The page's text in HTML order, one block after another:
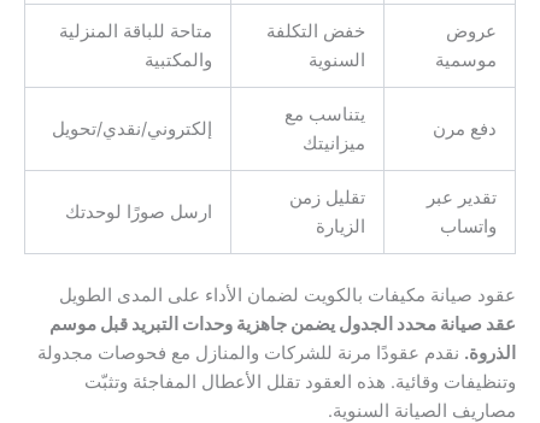
عروض
موسمية
خفض التكلفة
السنوية
متاحة للباقة المنزلية
والمكتبية
دفع مرن
يتناسب مع
ميزانيتك
إلكتروني/نقدي/تحويل
تقدير عبر
واتساب
تقليل زمن
الزيارة
ارسل صورًا لوحدتك
عقود صيانة مكيفات بالكويت لضمان الأداء على المدى الطويل
عقد صيانة محدد الجدول يضمن جاهزية وحدات التبريد قبل موسم
الذروة. نقدم عقودًا مرنة للشركات والمنازل مع فحوصات مجدولة
وتنظيفات وقائية. هذه العقود تقلل الأعطال المفاجئة وتثبّت
مصاريف الصيانة السنوية.